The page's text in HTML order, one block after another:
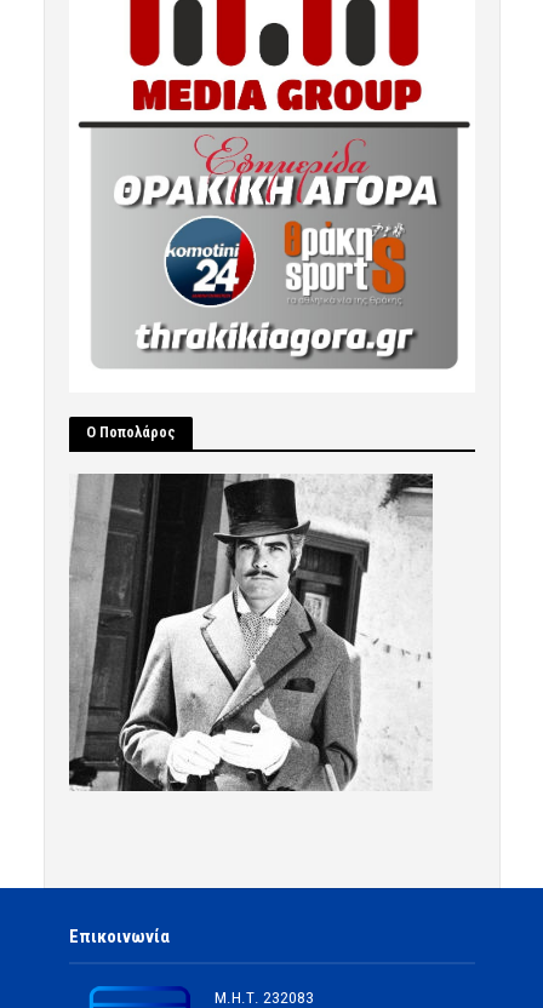
Ο Ποπολάρος
Επικοινωνία
Μ.Η.Τ. 232083